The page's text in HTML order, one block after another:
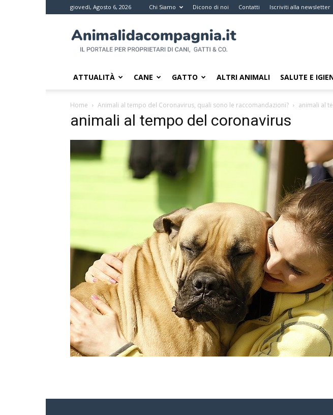
giovedì, Agosto 6, 2026 Chi Siamo Dicono di noi Contatti Iscriviti alla newsletter
da
compagnia
Il
i
proprietari
di
ATTUALITÀ CANE GATTO ALTRI ANIMALI SALUTE E
Home Animali al tempo del Coronavirus, quali sono le raccomandazioni? animali al
animali al tempo del coronavirus